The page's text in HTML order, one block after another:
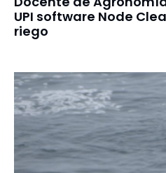
UPI software Node
riego